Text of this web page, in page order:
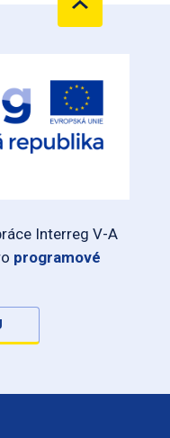
Interreg V-A
programové